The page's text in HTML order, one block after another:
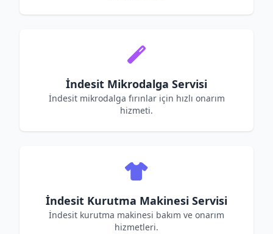
İndesit Mikrodalga Servisi
İndesit mikrodalga fırınlar için hızlı onarım
hizmeti.
İndesit Kurutma Makinesi Servisi
İndesit kurutma makinesi bakım ve onarım
hizmetleri.